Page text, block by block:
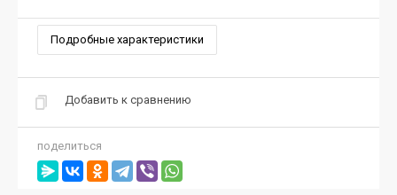
Подробные характеристики
Добавить к сравнению
поделиться